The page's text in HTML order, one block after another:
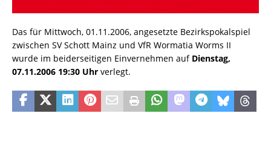
Das für Mittwoch, 01.11.2006, angesetzte Bezirkspokalspiel
zwischen SV Schott Mainz und VfR Wormatia Worms II
wurde im beiderseitigen Einvernehmen auf Dienstag,
07.11.2006 19:30 Uhr verlegt.